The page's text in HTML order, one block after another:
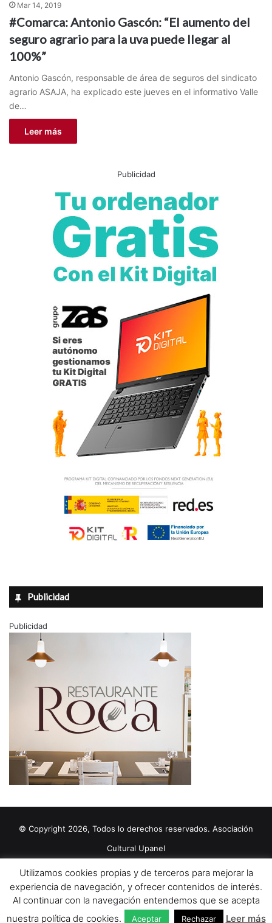
Mar 14, 2019
#Comarca: Antonio Gascón: “El aumento del
seguro agrario para la uva puede llegar al
100%”
Antonio Gascón, responsable de área de seguros del sindicato
agrario ASAJA, ha explicado este jueves en el informativo Valle
de…
Leer más
Publicidad
Publicidad
Publicidad
© Copyright 2026, Todos lo derechos reservados. Asociación
Cultural Upanel
Editorial
Política de cookies Política de privacidad
Aviso Legal
Contacto
Publicidad 2024
Utilizamos cookies propias y de terceros para mejorar la
experiencia de navegación, y ofrecer contenidos de interés.
Al continuar con la navegación entendemos que se acepta
nuestra política de cookies.
Aceptar Rechazar Leer más